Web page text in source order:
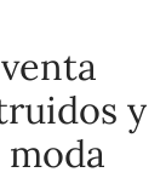
y